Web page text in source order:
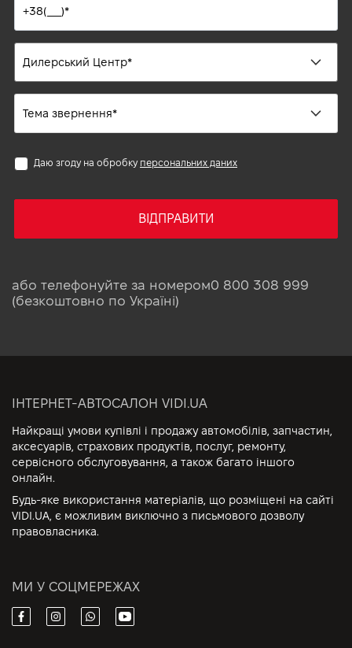
Даю згоду на обробку персональних даних
ВІДПРАВИТИ
або телефонуйте за номером0 800 308 999
(безкоштовно по Україні)
ІНТЕРНЕТ-АВТОСАЛОН VIDI.UA
Найкращі умови купівлі і продажу автомобілів, запчастин,
аксесуарів, страхових продуктів, послуг, ремонту,
сервісного обслуговування, а також багато іншого
онлайн.
Будь-яке використання матеріалів, що розміщені на сайті
VIDI.UA, є можливим виключно з письмового дозволу
правовласника.
МИ У СОЦМЕРЕЖАХ